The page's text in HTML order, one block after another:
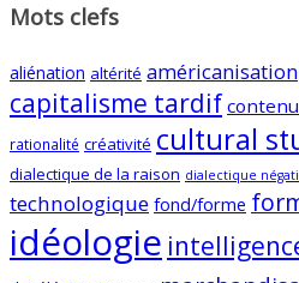
Mots clefs
aliénation altérité américanisation
capitalisme tardif
rationalité créativité cultural
dialectique de la raison dialectique
technologique fond/forme
idéologie